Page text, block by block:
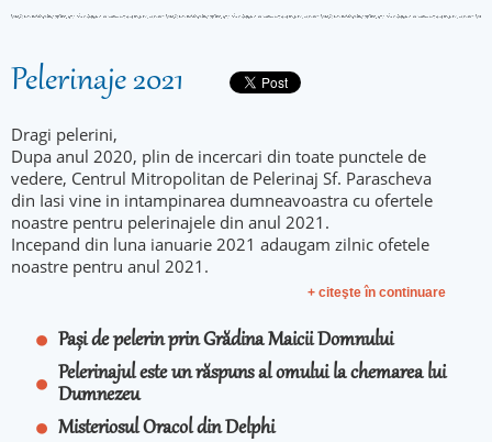
Pelerinaje 2021
Dragi pelerini,
Dupa anul 2020, plin de incercari din toate punctele de
vedere, Centrul Mitropolitan de Pelerinaj Sf. Parascheva
din Iasi vine in intampinarea dumneavoastra cu ofertele
noastre pentru pelerinajele din anul 2021.
Incepand din luna ianuarie 2021 adaugam zilnic ofetele
noastre pentru anul 2021.
+ citeşte în continuare
Pași de pelerin prin Grădina Maicii Domnului
Pelerinajul este un răspuns al omului la chemarea lui
Dumnezeu
Misteriosul Oracol din Delphi